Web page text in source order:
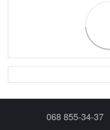
068 855-34-37